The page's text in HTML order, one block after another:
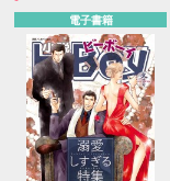
電子書籍